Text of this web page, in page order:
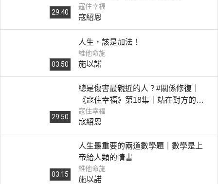
29:40
寇住幸福
寇紹恩
03:50
人生，該是加法！
維他命施
施以諾
29:50
總是傷害最親近的人？#關係修復｜
《寇住幸福》第18集｜站在對方的立
場
寇住幸福
寇紹恩
03:15
人生最重要的兩道數學題｜數學是上
帝給人類的情書
維他命施
施以諾